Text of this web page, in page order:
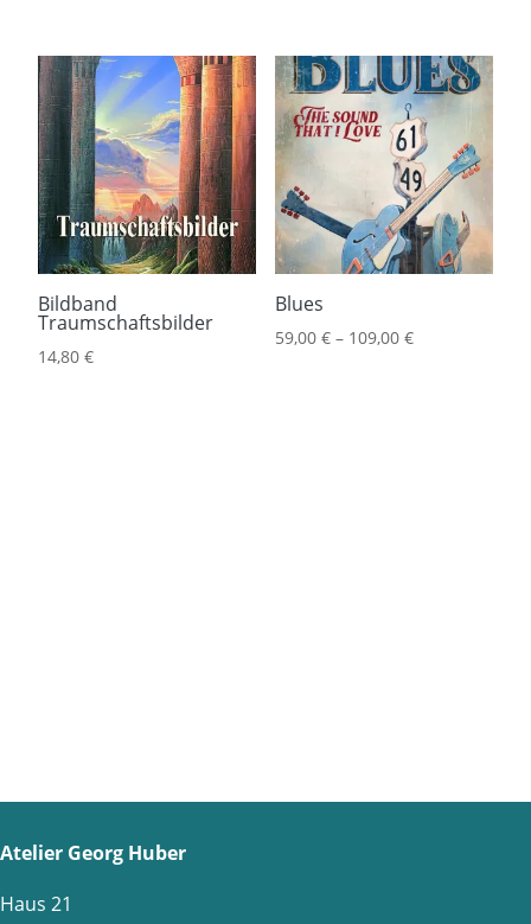
Bildband
Traumschaftsbilder
14,80 €
Blues
59,00 €– 109,00 €
Atelier Georg Huber
Haus 21